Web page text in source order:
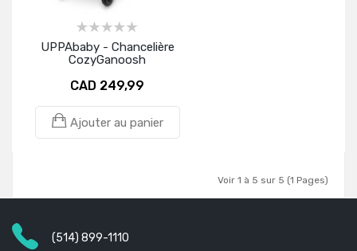
UPPAbaby - Chancelière
CozyGanoosh
CAD 249,99
Ajouter au panier
Voir 1 à 5 sur 5 (1 Pages)
(514) 899-1110